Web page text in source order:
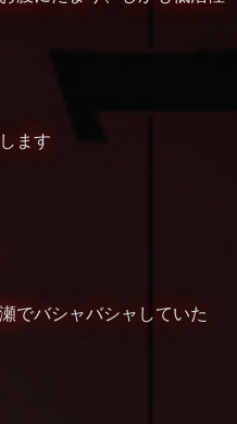
ます
でバシャバシャしていた